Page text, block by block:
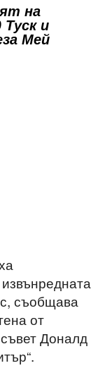
на
и
Мей
съобщава
от
Доналд